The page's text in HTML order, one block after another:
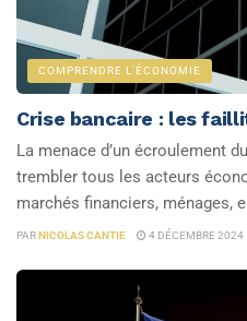
COMPRENDRE L'ÉCONOMIE
Crise bancaire : les
La menace d’un écroulement
trembler tous les acteurs
marchés financiers, ménages,
PAR NICOLAS CANTIE 4 DÉCEMBRE 2024